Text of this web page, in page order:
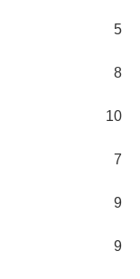
5
8
10
7
9
9